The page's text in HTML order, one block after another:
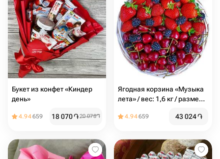
Букет из конфет «Киндер
день»
4.94659 18 070֏20 078֏
Ягодная корзина «Музыка
лета» / вес: 1,6 кг / размер с
подарочная корзина /
4.94659 43 024֏